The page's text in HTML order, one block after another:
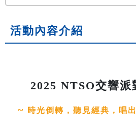
活動內容介紹
2025 NTSO交響派
~ 時光倒轉，聽見經典，唱